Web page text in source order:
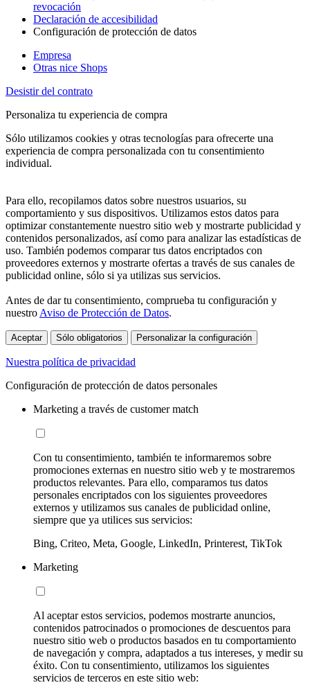
revocación
Declaración de accesibilidad
Configuración de protección de datos
Empresa
Otras nice Shops
Desistir del contrato
Personaliza tu experiencia de compra
Sólo utilizamos cookies y otras tecnologías para ofrecerte una
experiencia de compra personalizada con tu consentimiento
individual.
Para ello, recopilamos datos sobre nuestros usuarios, su
comportamiento y sus dispositivos. Utilizamos estos datos para
optimizar constantemente nuestro sitio web y mostrarte publicidad y
contenidos personalizados, así como para analizar las estadísticas de
uso. También podemos comparar tus datos encriptados con
proveedores externos y mostrarte ofertas a través de sus canales de
publicidad online, sólo si ya utilizas sus servicios.
Antes de dar tu consentimiento, comprueba tu configuración y
nuestro Aviso de Protección de Datos.
Aceptar Sólo obligatorios Personalizar la configuración
Nuestra política de privacidad
Configuración de protección de datos personales
Marketing a través de customer match
Con tu consentimiento, también te informaremos sobre
promociones externas en nuestro sitio web y te mostraremos
productos relevantes. Para ello, comparamos tus datos
personales encriptados con los siguientes proveedores
externos y utilizamos sus canales de publicidad online,
siempre que ya utilices sus servicios:
Bing, Criteo, Meta, Google, LinkedIn, Printerest, TikTok
Marketing
Al aceptar estos servicios, podemos mostrarte anuncios,
contenidos patrocinados o promociones de descuentos para
nuestro sitio web o productos basados en tu comportamiento
de navegación y compra, adaptados a tus intereses, y medir su
éxito. Con tu consentimiento, utilizamos los siguientes
servicios de terceros en este sitio web: